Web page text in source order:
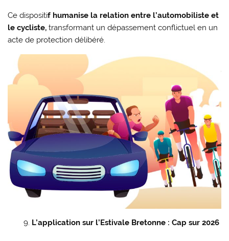
Ce dispositif humanise la relation entre l’automobiliste et
le cycliste, transformant un dépassement conflictuel en un
acte de protection délibéré.
L’application sur l’Estivale Bretonne : Cap sur 2026